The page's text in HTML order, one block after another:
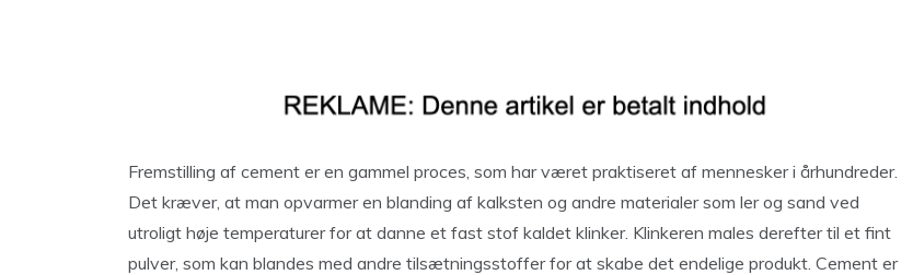
Fremstilling af cement er en gammel proces, som har været praktiseret af mennesker i århundreder.
Det kræver, at man opvarmer en blanding af kalksten og andre materialer som ler og sand ved
utroligt høje temperaturer for at danne et fast stof kaldet klinker. Klinkeren males derefter til et fint
pulver, som kan blandes med andre tilsætningsstoffer for at skabe det endelige produkt. Cement er